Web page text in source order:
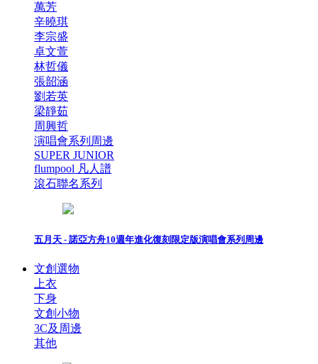
萬芳
辛曉琪
李宗盛
卓文萱
林哲儀
張韶涵
劉若英
梁靜茹
周興哲
演唱會系列周邊
SUPER JUNIOR
flumpool 凡人譜
滾石聯名系列
五月天 - 諾亞方舟10週年進化復刻限定版演唱會系列周邊
文創選物
上衣
下身
文創小物
3C及周邊
其他